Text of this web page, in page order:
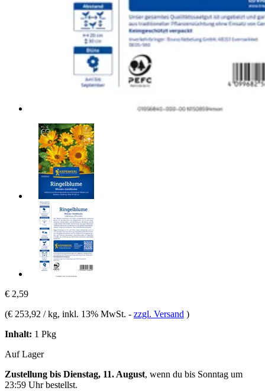
€ 2,59
(€ 253,92 / kg, inkl. 13% MwSt. - zzgl. Versand )
Inhalt: 1 Pkg
Auf Lager
Zustellung bis Dienstag, 11. August, wenn du bis Sonntag um
23:59 Uhrbestellst.